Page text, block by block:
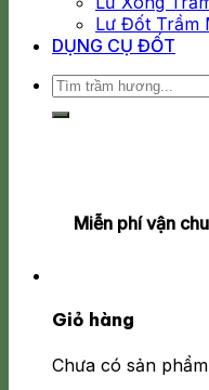
Lư Đốt Trầm
DỤNG CỤ ĐỐT
Tìm
Giỏ hàng
Chưa có sản
Miễn phí vận